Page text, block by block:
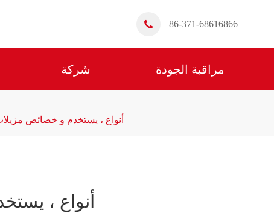
86-371-68616866
شركة مراقبة الجودة
أنواع ، يستخدم و خصائص
أنواع ،